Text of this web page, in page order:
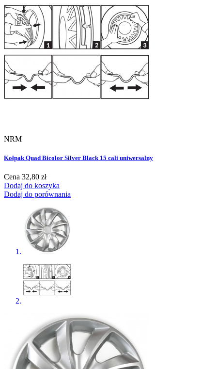
NRM
Kołpak Quad Bicolor Silver Black 15 cali uniwersalny
Cena 32,80 zł
Dodaj do koszyka
Dodaj do porównania